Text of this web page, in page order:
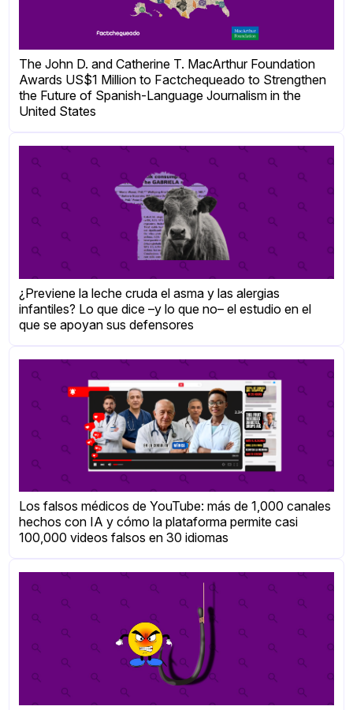
The John D. and Catherine T. MacArthur Foundation
Awards US$1 Million to Factchequeado to Strengthen
the Future of Spanish-Language Journalism in the
United States
¿Previene la leche cruda el asma y las alergias
infantiles? Lo que dice –y lo que no– el estudio en el
que se apoyan sus defensores
Los falsos médicos de YouTube: más de 1,000 canales
hechos con IA y cómo la plataforma permite casi
100,000 videos falsos en 30 idiomas